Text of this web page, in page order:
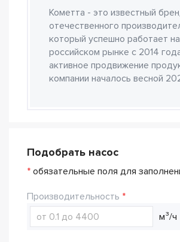
Кометта - это известный
отечественного
который успешно работает на
российском рынке с 2014
активное продвижение
компании началось весной
Подобрать насос
* обязательные поля для
Производительность
м³/ч